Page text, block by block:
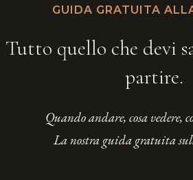
GUIDA GRATUITA
Tutto quello che devi
partire.
Quando andare, cosa vedere,
La nostra guida gratuita